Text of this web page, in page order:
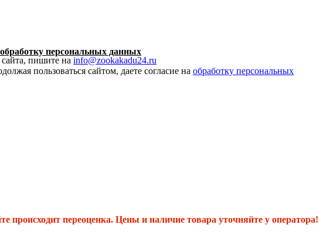
происходит переоценка. Цены и наличие товара уточняйте у оператора!
обработку персональных данных
пишите на info@zookakadu24.ru
пользоваться сайтом, даете согласие на обработку персональных